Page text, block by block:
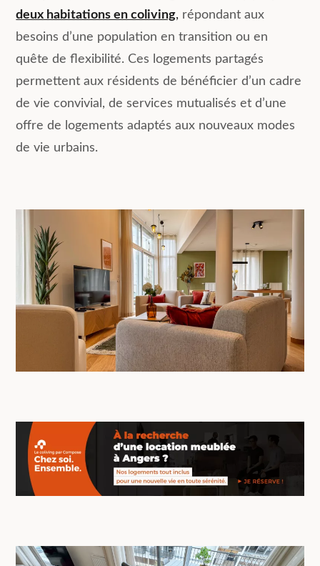
deux habitations en coliving, répondant aux
besoins d’une population en transition ou en
quête de flexibilité. Ces logements partagés
permettent aux résidents de bénéficier d’un cadre
de vie convivial, de services mutualisés et d’une
offre de logements adaptés aux nouveaux modes
de vie urbains.